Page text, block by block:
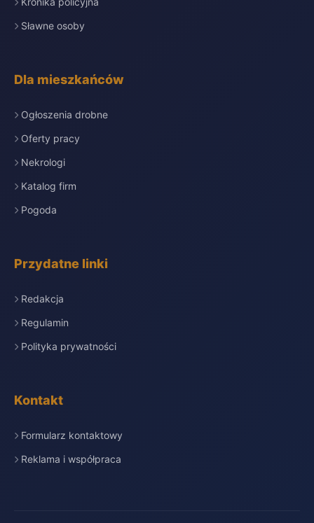
Sławne osoby
Dla mieszkańców
Ogłoszenia drobne
Oferty pracy
Nekrologi
Katalog firm
Pogoda
Przydatne linki
Redakcja
Regulamin
Polityka prywatności
Kontakt
Formularz kontaktowy
Reklama i współpraca